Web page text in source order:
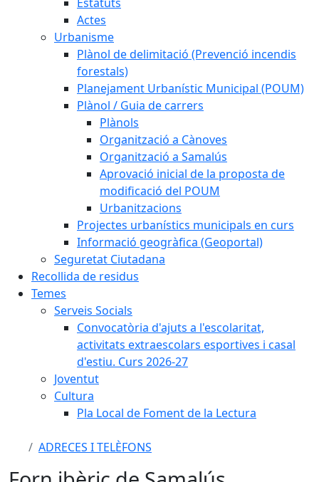
Actes
Urbanisme
Plànol de delimitació (Prevenció incendis
forestals)
Planejament Urbanístic Municipal (POUM)
Plànol / Guia de carrers
Plànols
Organització a Cànoves
Organització a Samalús
Aprovació inicial de la proposta de
modificació del POUM
Urbanitzacions
Projectes urbanístics municipals en curs
Informació geogràfica (Geoportal)
Seguretat Ciutadana
Recollida de residus
Temes
Serveis Socials
Convocatòria d'ajuts a l'escolaritat,
activitats extraescolars esportives i casal
d'estiu. Curs 2026-27
Joventut
Cultura
Pla Local de Foment de la Lectura
ADRECES I TELÈFONS